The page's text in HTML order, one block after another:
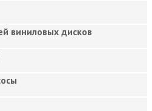
виниловых дисков